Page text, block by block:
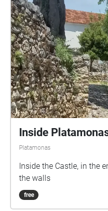
Inside
Platamonas
Inside the Castle, in the
the walls
free